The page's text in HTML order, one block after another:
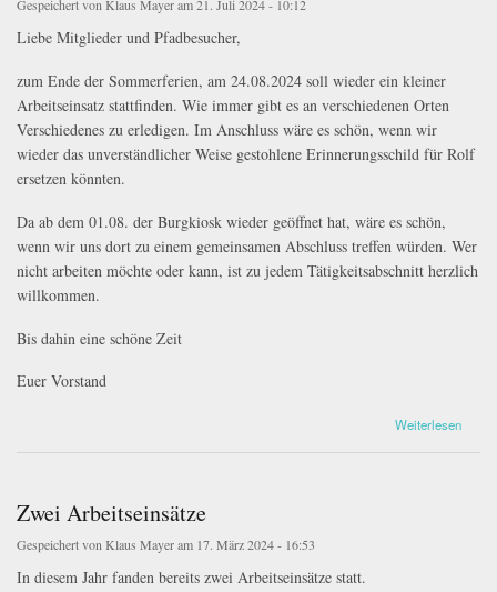
Gespeichert von Klaus Mayeram 21. Juli 2024 - 10:12
Liebe Mitglieder und Pfadbesucher,
zum Ende der Sommerferien, am 24.08.2024 soll wieder ein kleiner
Arbeitseinsatz stattfinden. Wie immer gibt es an verschiedenen Orten
Verschiedenes zu erledigen. Im Anschluss wäre es schön, wenn wir
wieder das unverständlicher Weise gestohlene Erinnerungsschild für Rolf
ersetzen könnten.
Da ab dem 01.08. der Burgkiosk wieder geöffnet hat, wäre es schön,
wenn wir uns dort zu einem gemeinsamen Abschluss treffen würden. Wer
nicht arbeiten möchte oder kann, ist zu jedem Tätigkeitsabschnitt herzlich
willkommen.
Bis dahin eine schöne Zeit
Euer Vorstand
Weiterlesen
Zwei Arbeitseinsätze
Gespeichert von Klaus Mayeram 17. März 2024 - 16:53
In diesem Jahr fanden bereits zwei Arbeitseinsätze statt.